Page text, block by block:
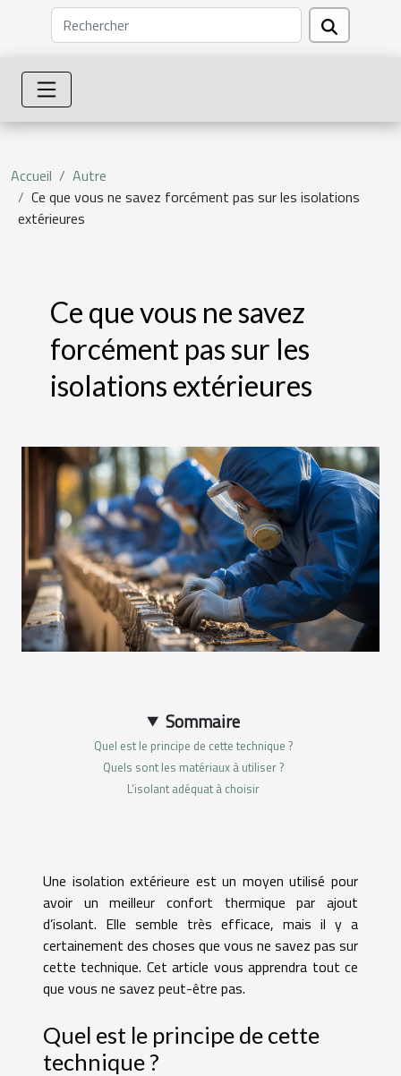
Accueil
Autre
Ce que vous ne savez forcément pas sur les isolations
extérieures
Ce que vous ne savez
forcément pas sur les
isolations extérieures
Sommaire
Quel est le principe de cette technique ?
Quels sont les matériaux à utiliser ?
L’isolant adéquat à choisir
Une isolation extérieure est un moyen utilisé pour
avoir un meilleur confort thermique par ajout
d’isolant. Elle semble très efficace, mais il y a
certainement des choses que vous ne savez pas sur
cette technique. Cet article vous apprendra tout ce
que vous ne savez peut-être pas.
Quel est le principe de cette
technique ?